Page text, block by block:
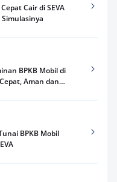
Cair di SEVA
BPKB Mobil di
Aman dan
BPKB Mobil